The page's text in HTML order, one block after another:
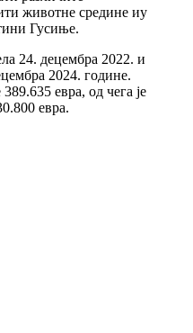
животне средине иу
Гусиње.
24. децембра 2022. и
2024. године.
евра, од чега је
евра.